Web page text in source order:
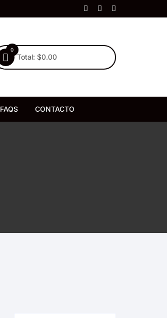
0
Total: $0.00
FAQS CONTACTO